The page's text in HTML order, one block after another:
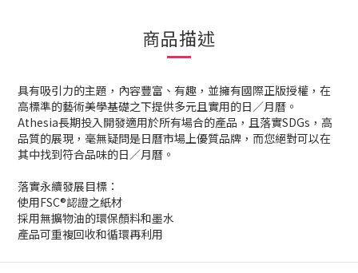
商品描述
具有吸引力的主題，內容豐富、有趣，並擁有國際正版授權，在
高標準的藝術美學基礎之下提供多元且實用的日／月曆。
Athesia長期投入開發適用於所有場合的產品，且落實SDGs，高
品質的展現，毫無疑問是日曆市場上優質品牌，而您絕對可以在
其中找到符合品味的日／月曆。
落實永續發展目標：
使用FSC®認證之紙材
採用無擴物油的環保顏料和墨水
產品可重複回收和循環再利用